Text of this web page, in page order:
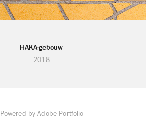
HAKA-gebouw
2018
Powered by Adobe Portfolio